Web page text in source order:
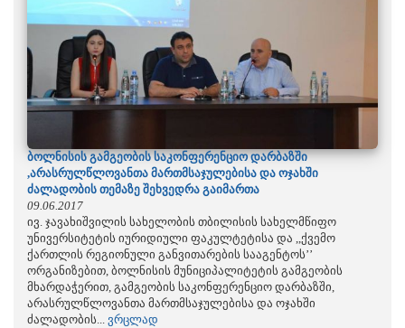
ბოლნისის გამგეობის საკონფერენციო დარბაზში
,არასრულწლოვანთა მართმსაჯულებისა და ოჯახში
ძალადობის თემაზე შეხვედრა გაიმართა
09.06.2017
ივ. ჯავახიშვილის სახელობის თბილისის სახელმწიფო
უნივერსიტეტის იურიდიული ფაკულტეტისა და ,,ქვემო
ქართლის რეგიონული განვითარების სააგენტოს’’
ორგანიზებით, ბოლნისის მუნიციპალიტეტის გამგეობის
მხარდაჭერით, გამგეობის საკონფერენციო დარბაზში,
არასრულწლოვანთა მართმსაჯულებისა და ოჯახში
ძალადობის... ვრცლად